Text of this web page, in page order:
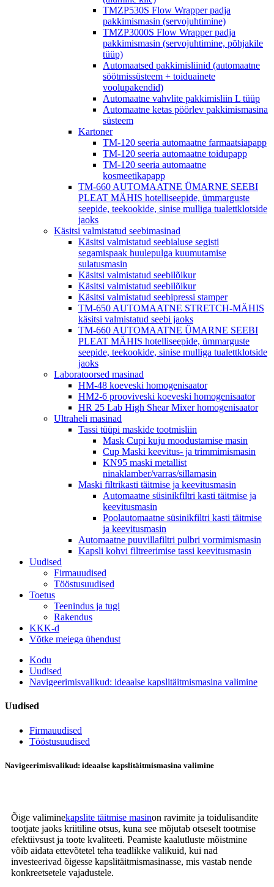
TMZP530S Flow Wrapper padja
pakkimismasin (servojuhtimine)
TMZP3000S Flow Wrapper padja
pakkimismasin (servojuhtimine, põhjakile
tüüp)
Automaatsed pakkimisliinid (automaatne
söötmissüsteem + toiduainete
voolupakendid)
Automaatne vahvlite pakkimisliin L tüüp
Automaatne ketas pöörlev pakkimismasina
süsteem
Kartoner
TM-120 seeria automaatne farmaatsiapapp
TM-120 seeria automaatne toidupapp
TM-120 seeria automaatne
kosmeetikapapp
TM-660 AUTOMAATNE ÜMARNE SEEBI
PLEAT MÄHIS hotelliseepide, ümmarguste
seepide, teekookide, sinise mulliga tualettklotside
jaoks
Käsitsi valmistatud seebimasinad
Käsitsi valmistatud seebialuse segisti
segamispaak huulepulga kuumutamise
sulatusmasin
Käsitsi valmistatud seebilõikur
Käsitsi valmistatud seebilõikur
Käsitsi valmistatud seebipressi stamper
TM-650 AUTOMAATNE STRETCH-MÄHIS
käsitsi valmistatud seebi jaoks
TM-660 AUTOMAATNE ÜMARNE SEEBI
PLEAT MÄHIS hotelliseepide, ümmarguste
seepide, teekookide, sinise mulliga tualettklotside
jaoks
Laboratoorsed masinad
HM-48 koeveski homogenisaator
HM2-6 prooviveski koeveski homogenisaator
HR 25 Lab High Shear Mixer homogenisaator
Ultraheli masinad
Tassi tüüpi maskide tootmisliin
Mask Cupi kuju moodustamise masin
Cup Maski keevitus- ja trimmimismasin
KN95 maski metallist
ninaklamber/varras/sillamasin
Maski filtrikasti täitmise ja keevitusmasin
Automaatne süsinikfiltri kasti täitmise ja
keevitusmasin
Poolautomaatne süsinikfiltri kasti täitmise
ja keevitusmasin
Automaatne puuvillafiltri pulbri vormimismasin
Kapsli kohvi filtreerimise tassi keevitusmasin
Uudised
Firmauudised
Tööstusuudised
Toetus
Teenindus ja tugi
Rakendus
KKK-d
Võtke meiega ühendust
Kodu
Uudised
Navigeerimisvalikud: ideaalse kapslitäitmismasina valimine
Uudised
Firmauudised
Tööstusuudised
Navigeerimisvalikud: ideaalse kapslitäitmismasina valimine
Õige valiminekapslite täitmise masinon ravimite ja toidulisandite
tootjate jaoks kriitiline otsus, kuna see mõjutab otseselt tootmise
efektiivsust ja toote kvaliteeti. Peamiste kaalutluste mõistmine
võib aidata ettevõtetel teha teadlikke valikuid, kui nad
investeerivad õigesse kapslitäitmismasinasse, mis vastab nende
konkreetsetele vajadustele.